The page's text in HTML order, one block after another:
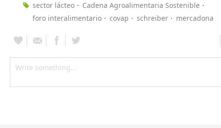
sector lácteo
Cadena Agroalimentaria Sostenible
foro interalimentario
covap schreiber mercadona